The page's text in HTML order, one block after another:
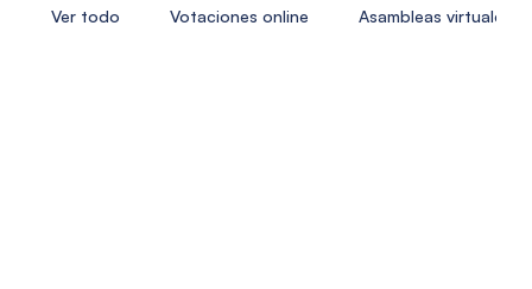
Ver todo Votaciones online Asambleas virtuales